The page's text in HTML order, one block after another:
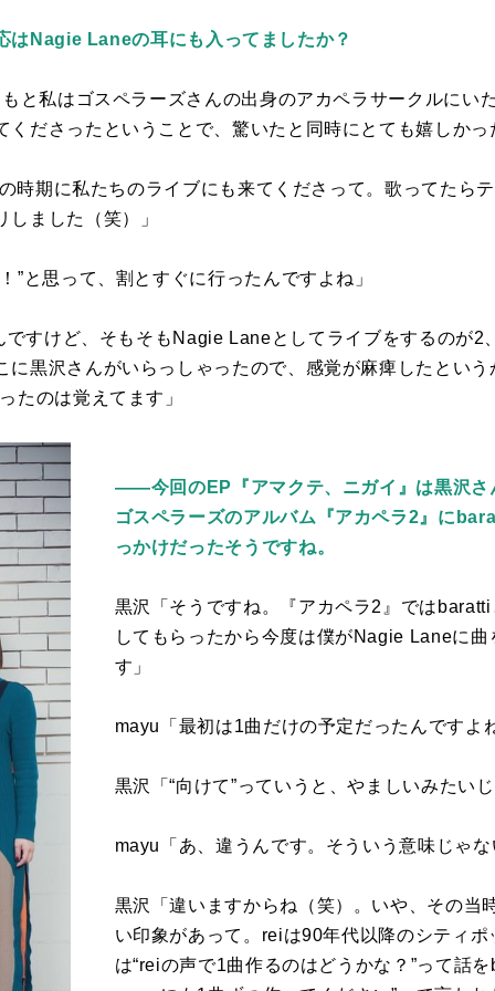
Nagie Laneの耳にも入ってましたか？
と私はゴスペラーズさんの出身のアカペラサークルにい
くださったということで、驚いたと同時にとても嬉しかっ
時期に私たちのライブにも来てくださって。歌ってたら
ました（笑）」
”と思って、割とすぐに行ったんですよね」
ですけど、そもそも Nagie Laneとしてライブをするのが2
に黒沢さんがいらっしゃったので、感覚が麻痺したという
たのは覚えてます」
――今回のEP 『アマクテ、ニガイ』は黒沢
ゴスペラーズのアルバム『アカペラ2』に
っかけだったそうですね。
黒沢「そうですね。『アカペラ2 』では baratti
してもらったから今度は僕がNagie Laneに曲
す」
mayu「最初は1曲だけの予定だったんですよ
黒沢「“向けて”っていうと、やましいみたい
mayu「あ、違うんです。そういう意味じゃ
黒沢「違いますからね（笑）。いや、その当
い印象があって。 reiは90年代以降のシティ
は“reiの声で1曲作るのはどうかな？”って話を